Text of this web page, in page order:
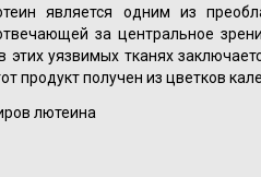
является одним из
за центральное
уязвимых тканях
продукт получен из цветков
лютеина